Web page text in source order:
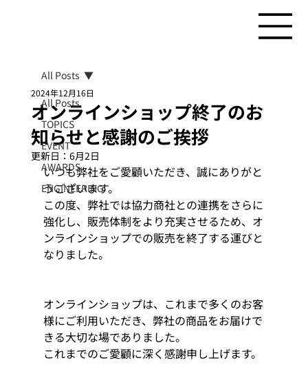
All Posts
TOPICS
EVENT
AWARDS
ENGINEERING
All Posts
オンラインショップ終了のお
知らせと感謝のご挨拶
2024年12月16日
更新日： 6月2日
いつも弊社をご愛顧いただき、誠にありがと
うございます。
この度、弊社では協力商社との連携をさらに
強化し、販売体制をより充実させるため、オ
ンラインショップでの販売を終了する運びと
なりました。
オンラインショップは、これまで多くのお客
様にご利用いただき、弊社の商品をお届けで
きる大切な場でありました。
これまでのご愛顧に深く感謝申し上げます。